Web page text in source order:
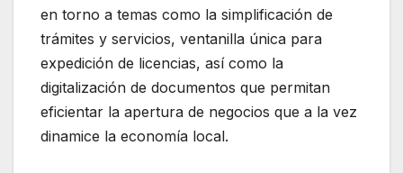
en torno a temas como la simplificación de
trámites y servicios, ventanilla única para
expedición de licencias, así como la
digitalización de documentos que permitan
eficientar la apertura de negocios que a la vez
dinamice la economía local.